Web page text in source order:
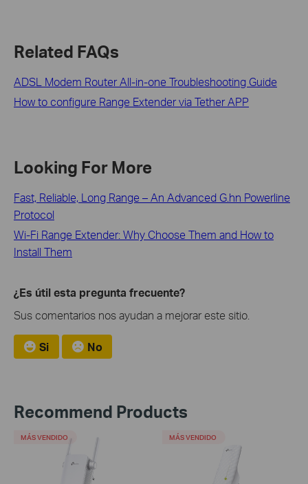
Related FAQs
ADSL Modem Router All-in-one Troubleshooting Guide
How to configure Range Extender via Tether APP
Looking For More
Fast, Reliable, Long Range – An Advanced G.hn Powerline
Protocol
Wi-Fi Range Extender: Why Choose Them and How to
Install Them
¿Es útil esta pregunta frecuente?
Sus comentarios nos ayudan a mejorar este sitio.
Si No
Recommend Products
MÁS VENDIDO MÁS VENDIDO